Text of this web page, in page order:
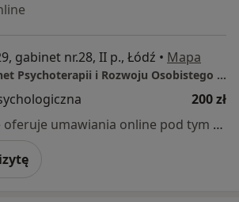
gabinet nr.28, II p., Łódź • Mapa
Prywatny Gabinet Psychoterapii i Rozwoju Osobistego - Wojciech Królikowski
200 zł
Specjalista nie oferuje umawiania online pod tym adresem.